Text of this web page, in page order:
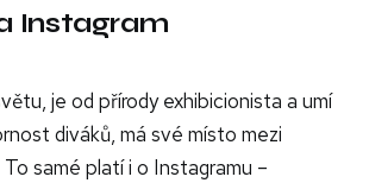
Instagram
je od přírody exhibicionista a umí
diváků, má své místo mezi
samé platí i o Instagramu –